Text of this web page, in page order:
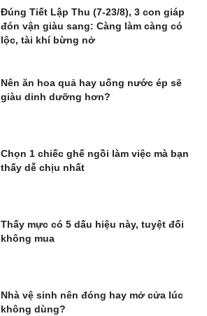
Đúng Tiết Lập Thu (7-23/8), 3 con giáp
đón vận giàu sang: Càng làm càng có
lộc, tài khí bừng nở
Nên ăn hoa quả hay uống nước ép sẽ
giàu dinh dưỡng hơn?
Chọn 1 chiếc ghế ngồi làm việc mà bạn
thấy dễ chịu nhất
Thấy mực có 5 dấu hiệu này, tuyệt đối
không mua
Nhà vệ sinh nên đóng hay mở cửa lúc
không dùng?